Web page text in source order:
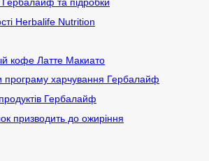
Herbalife Nutrition
кофе Латте Макиато
програму харчування Гербалайф
Гербалайф
призводить до ожиріння